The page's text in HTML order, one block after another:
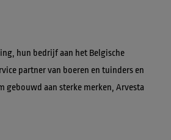
hun bedrijf aan het Belgische
partner van boeren en tuinders en
aan sterke merken, Arvesta